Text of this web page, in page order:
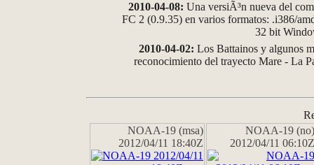
2010-04-08: Una versiÃ³n nueva del
FC 2 (0.9.35) en varios formatos: .i386/
32 bit
2010-04-02: Los Battainos y algunos
reconocimiento del trayecto Mare - La
NOAA-19 (msa)
2012/04/11 18:40Z
NOAA-19 (no)
2012/04/11 06:10Z